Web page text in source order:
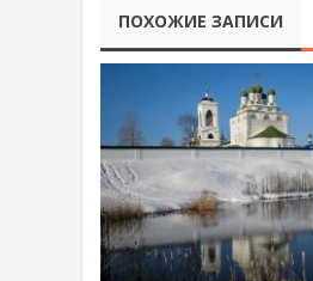
ПОХОЖИЕ ЗАПИСИ